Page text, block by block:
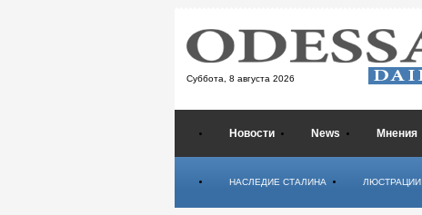
Суббота, 8 августа 2026
Новости News Мнения
НАСЛЕДИЕ СТАЛИНА ЛЮСТРАЦИИ